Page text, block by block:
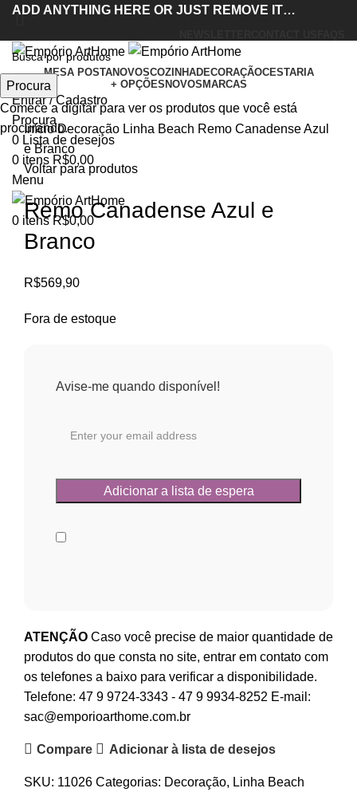
ADD ANYTHING HERE OR JUST REMOVE IT…
MESA POSTANOVOSCOZINHADECORAÇÃOCESTARIA
+ OPÇÕES NOVOS MARCAS
Entrar / Cadastro
Procura
0 Lista de desejos
0 itens R$0,00
Menu
0 itens R$0,00
Acabou
Clique para ampliar
InícioDecoração Linha Beach Remo Canadense Azul
e Branco
Voltar para produtos
Remo Canadense Azul e
Branco
R$569,90
Fora de estoque
Avise-me quando disponível!
ATENÇÃO Caso você precise de maior quantidade de
produtos do que consta no site, entrar em contato com
os telefones a baixo para verificar a disponibilidade.
Telefone: 47 9 9724-3343 - 47 9 9934-8252 E-mail:
sac@emporioarthome.com.br
Compare Adicionar à lista de desejos
SKU: 11026 Categorias: Decoração, Linha Beach
Procura
Comece a digitar para ver os produtos que você está
procurando.